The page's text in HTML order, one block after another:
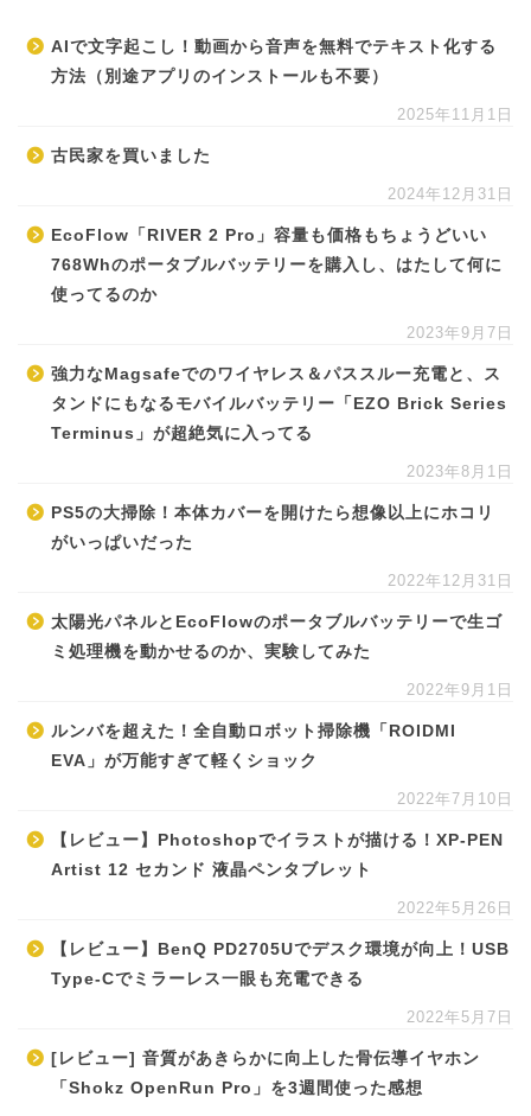
AIで文字起こし！動画から音声を無料でテキスト化する
方法（別途アプリのインストールも不要）
2025年11月1日
古民家を買いました
2024年12月31日
EcoFlow「RIVER 2 Pro」容量も価格もちょうどいい
768Whのポータブルバッテリーを購入し、はたして何に
使ってるのか
2023年9月7日
強力なMagsafeでのワイヤレス＆パススルー充電と、ス
タンドにもなるモバイルバッテリー「EZO Brick Series
Terminus」が超絶気に入ってる
2023年8月1日
PS5の大掃除！本体カバーを開けたら想像以上にホコリ
がいっぱいだった
2022年12月31日
太陽光パネルとEcoFlowのポータブルバッテリーで生ゴ
ミ処理機を動かせるのか、実験してみた
2022年9月1日
ルンバを超えた！全自動ロボット掃除機「ROIDMI
EVA」が万能すぎて軽くショック
2022年7月10日
【レビュー】Photoshopでイラストが描ける！XP-PEN
Artist 12 セカンド 液晶ペンタブレット
2022年5月26日
【レビュー】BenQ PD2705Uでデスク環境が向上！USB
Type-Cでミラーレス一眼も充電できる
2022年5月7日
[レビュー] 音質があきらかに向上した骨伝導イヤホン
「Shokz OpenRun Pro」を3週間使った感想